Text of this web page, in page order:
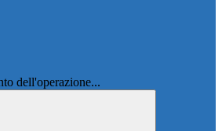
dell'operazione...